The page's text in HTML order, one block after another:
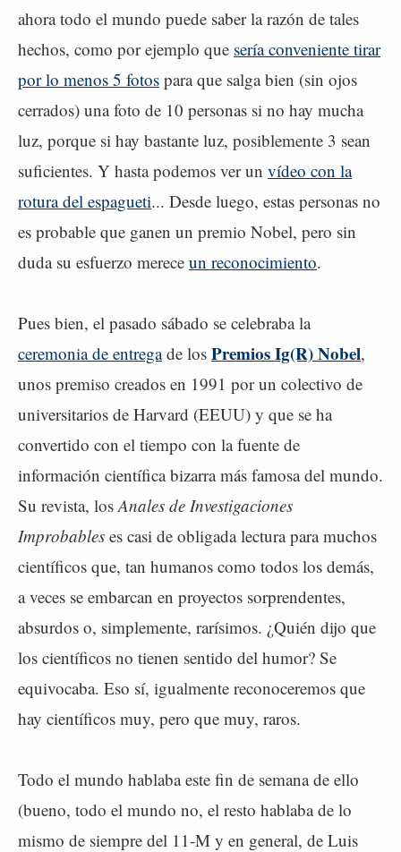
ahora todo el mundo puede saber la razón de tales
hechos, como por ejemplo que sería conveniente tirar
por lo menos 5 fotos para que salga bien (sin ojos
cerrados) una foto de 10 personas si no hay mucha
luz, porque si hay bastante luz, posiblemente 3 sean
suficientes. Y hasta podemos ver un vídeo con la
rotura del espagueti... Desde luego, estas personas no
es probable que ganen un premio Nobel, pero sin
duda su esfuerzo merece un reconocimiento.
Pues bien, el pasado sábado se celebraba la
ceremonia de entregade los Premios Ig(R) Nobel,
unos premiso creados en 1991 por un colectivo de
universitarios de Harvard (EEUU) y que se ha
convertido con el tiempo con la fuente de
información científica bizarra más famosa del mundo.
Su revista, losAnales de Investigaciones
Improbables es casi de obligada lectura para muchos
científicos que, tan humanos como todos los demás,
a veces se embarcan en proyectos sorprendentes,
absurdos o, simplemente, rarísimos. ¿Quién dijo que
los científicos no tienen sentido del humor? Se
equivocaba. Eso sí, igualmente reconoceremos que
hay científicos muy, pero que muy, raros.
Todo el mundo hablaba este fin de semana de ello
(bueno, todo el mundo no, el resto hablaba de lo
mismo de siempre del 11-M y en general, de Luis